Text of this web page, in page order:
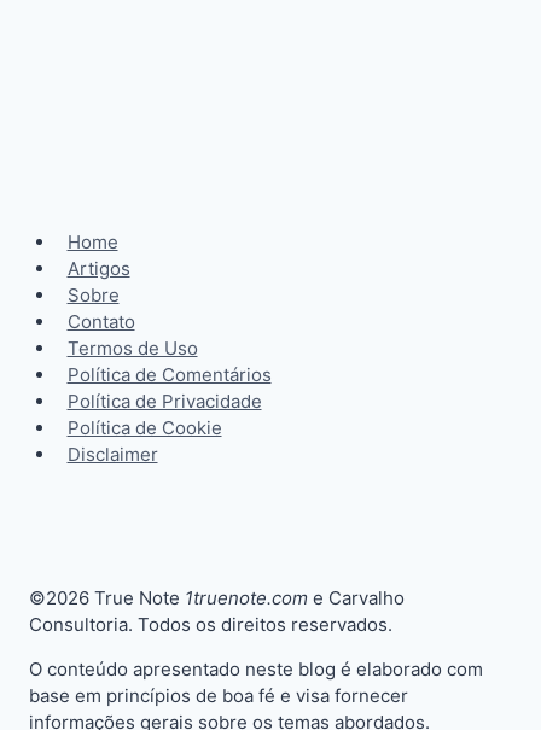
Home
Artigos
Sobre
Contato
Termos de Uso
Política de Comentários
Política de Privacidade
Política de Cookie
Disclaimer
©2026 True Note 1truenote.com e Carvalho
Consultoria. Todos os direitos reservados.
O conteúdo apresentado neste blog é elaborado com
base em princípios de boa fé e visa fornecer
informações gerais sobre os temas abordados.